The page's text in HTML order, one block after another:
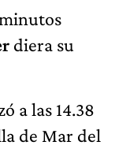
diera su
a las 14.38
de Mar del